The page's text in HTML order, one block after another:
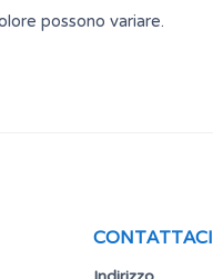
possono variare.
CONTATTACI